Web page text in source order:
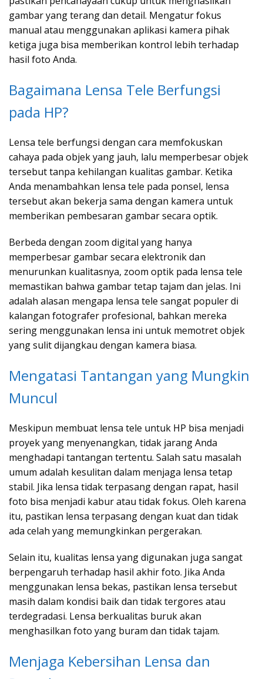
gambar yang terang dan detail. Mengatur fokus
manual atau menggunakan aplikasi kamera pihak
ketiga juga bisa memberikan kontrol lebih terhadap
hasil foto Anda.
Bagaimana Lensa Tele Berfungsi
pada HP?
Lensa tele berfungsi dengan cara memfokuskan
cahaya pada objek yang jauh, lalu memperbesar objek
tersebut tanpa kehilangan kualitas gambar. Ketika
Anda menambahkan lensa tele pada ponsel, lensa
tersebut akan bekerja sama dengan kamera untuk
memberikan pembesaran gambar secara optik.
Berbeda dengan zoom digital yang hanya
memperbesar gambar secara elektronik dan
menurunkan kualitasnya, zoom optik pada lensa tele
memastikan bahwa gambar tetap tajam dan jelas. Ini
adalah alasan mengapa lensa tele sangat populer di
kalangan fotografer profesional, bahkan mereka
sering menggunakan lensa ini untuk memotret objek
yang sulit dijangkau dengan kamera biasa.
Mengatasi Tantangan yang Mungkin
Muncul
Meskipun membuat lensa tele untuk HP bisa menjadi
proyek yang menyenangkan, tidak jarang Anda
menghadapi tantangan tertentu. Salah satu masalah
umum adalah kesulitan dalam menjaga lensa tetap
stabil. Jika lensa tidak terpasang dengan rapat, hasil
foto bisa menjadi kabur atau tidak fokus. Oleh karena
itu, pastikan lensa terpasang dengan kuat dan tidak
ada celah yang memungkinkan pergerakan.
Selain itu, kualitas lensa yang digunakan juga sangat
berpengaruh terhadap hasil akhir foto. Jika Anda
menggunakan lensa bekas, pastikan lensa tersebut
masih dalam kondisi baik dan tidak tergores atau
terdegradasi. Lensa berkualitas buruk akan
menghasilkan foto yang buram dan tidak tajam.
Menjaga Kebersihan Lensa dan